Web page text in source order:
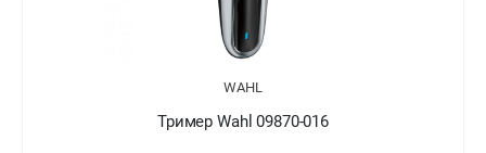
WAHL
Тример Wahl 09870-016